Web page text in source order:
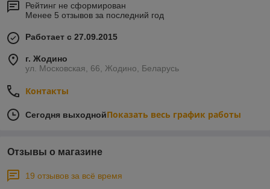
Рейтинг не сформирован
Менее 5 отзывов за последний год
Работает с 27.09.2015
г. Жодино
ул. Московская, 66, Жодино, Беларусь
Контакты
Сегодня выходнойПоказать весь график работы
Отзывы о магазине
19 отзывов за всё время